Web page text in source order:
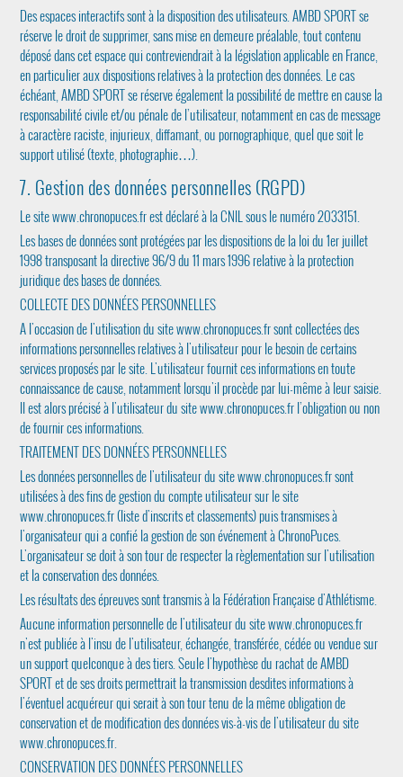
Des espaces interactifs sont à la disposition des utilisateurs. AMBD SPORT se
réserve le droit de supprimer, sans mise en demeure préalable, tout contenu
déposé dans cet espace qui contreviendrait à la législation applicable en France,
en particulier aux dispositions relatives à la protection des données. Le cas
échéant, AMBD SPORT se réserve également la possibilité de mettre en cause la
responsabilité civile et/ou pénale de l’utilisateur, notamment en cas de message
à caractère raciste, injurieux, diffamant, ou pornographique, quel que soit le
support utilisé (texte, photographie…).
7. Gestion des données personnelles (RGPD)
Le site www.chronopuces.fr est déclaré à la CNIL sous le numéro 2033151.
Les bases de données sont protégées par les dispositions de la loi du 1er juillet
1998 transposant la directive 96/9 du 11 mars 1996 relative à la protection
juridique des bases de données.
COLLECTE DES DONNÉES PERSONNELLES
A l'occasion de l'utilisation du site www.chronopuces.fr sont collectées des
informations personnelles relatives à l'utilisateur pour le besoin de certains
services proposés par le site. L'utilisateur fournit ces informations en toute
connaissance de cause, notamment lorsqu'il procède par lui-même à leur saisie.
Il est alors précisé à l'utilisateur du site www.chronopuces.fr l’obligation ou non
de fournir ces informations.
TRAITEMENT DES DONNÉES PERSONNELLES
Les données personnelles de l'utilisateur du site www.chronopuces.fr sont
utilisées à des fins de gestion du compte utilisateur sur le site
www.chronopuces.fr (liste d'inscrits et classements) puis transmises à
l'organisateur qui a confié la gestion de son événement à ChronoPuces.
L'organisateur se doit à son tour de respecter la règlementation sur l'utilisation
et la conservation des données.
Les résultats des épreuves sont transmis à la Fédération Française d'Athlétisme.
Aucune information personnelle de l'utilisateur du site www.chronopuces.fr
n'est publiée à l'insu de l'utilisateur, échangée, transférée, cédée ou vendue sur
un support quelconque à des tiers. Seule l'hypothèse du rachat de AMBD
SPORT et de ses droits permettrait la transmission desdites informations à
l'éventuel acquéreur qui serait à son tour tenu de la même obligation de
conservation et de modification des données vis-à-vis de l'utilisateur du site
www.chronopuces.fr.
CONSERVATION DES DONNÉES PERSONNELLES